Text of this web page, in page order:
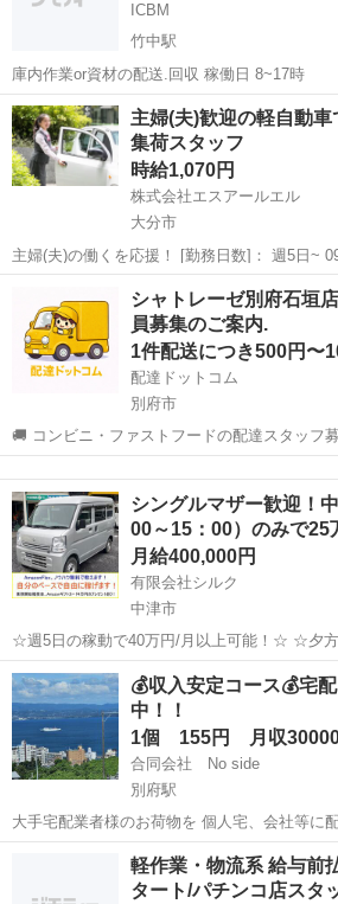
ICBM
竹中駅
庫内作業or資材の配送.回収 稼働日 8~17時
大分 大分市 竹中駅 配送 配送業
主婦(夫)歓迎の軽自動
集荷スタッフ
時給1,070円
株式会社エスアールエル
大分市
主婦(夫)の働くを応援！ [勤務日数]： 週5日~ 09:00~18:00 [勤務地・最
寄駅]： 大分県大分市三芳1071-1 株式会社エ
ントロジスティクスセンター_1088 南大分駅
配送
シャトレーゼ別府石垣
員募集のご案内.
1件配送につき500円〜
配達ドットコム
別府市
🚚 コンビニ・ファストフードの配達スタッフ
や「出前館」のように、配達専用アプリを使
です。 オファー内容を見てから、受けるかど
✅ 業務内容...
シングルマザー歓迎！
00～15：00）のみで
月給400,000円
有限会社シルク
中津市
☆週5日の稼動で40万円/月以上可能！☆ ☆夕
働、休日の稼動で20万円/月以上可能！☆ ☆雇
スタイルでの働き方を【Amazon Flex】で始めまし
主とし...
大分 中津市 配送
💰収入安定コース💰宅
中！！
1個 155円 月収
合同会社 No side
別府駅
大手宅配業者様のお荷物を 個人宅、会社等に
す！ 経験者でガッツリ稼ぎたい方、 おすすめのコースがあります🍀
コンパクトなコースで、 個口が多いのでおいし
点からも近く、 ガソリン代...
別府市 別府駅 配送 一人
軽作業・物流系 給与前
タート/パチンコ店スタ